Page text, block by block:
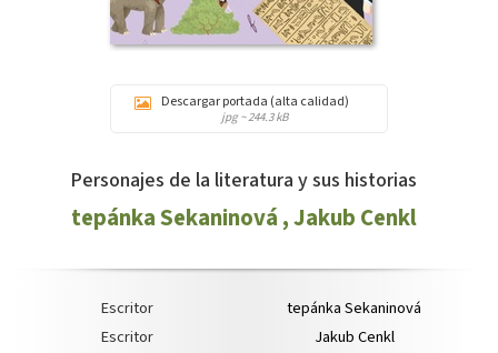
Descargar portada (alta calidad)
jpg ~ 244.3 kB
Personajes de la literatura y sus historias
tepánka Sekaninová ,Jakub Cenkl
Escritor
tepánka Sekaninová
Escritor
Jakub Cenkl